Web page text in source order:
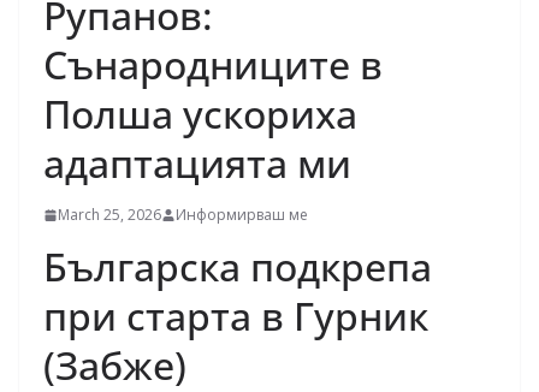
Рупанов:
Сънародниците в
Полша ускориха
адаптацията ми
March 25, 2026 Информирваш ме
Българска подкрепа
при старта в Гурник
(Забже)